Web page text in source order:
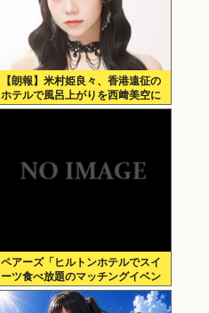
【朗報】米村姫良々、香港遠征の
ホテルで風呂上がりを西﨑美空に
撮られ拡散されるｗｗｗ
ペアーズ「ヒルトンホテルでスイ
ーツ食べ放題のマッチングイベン
トやるぞ。女2500円男7000円
な」→女だけ埋まるwww